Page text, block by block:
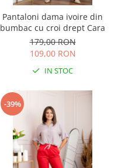
Pantaloni dama ivoire din
bumbac cu croi drept Cara
179,00 RON
109,00 RON
IN STOC
-39%